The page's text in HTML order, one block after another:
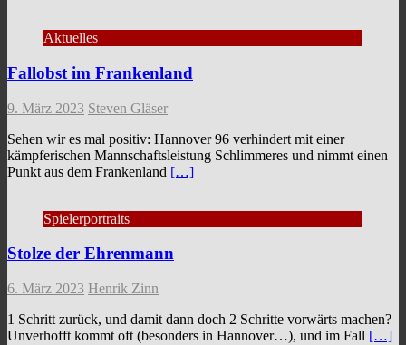
Aktuelles
Fallobst im Frankenland
9. März 2023 Steven Gläser
Sehen wir es mal positiv: Hannover 96 verhindert mit einer
kämpferischen Mannschaftsleistung Schlimmeres und nimmt einen
Punkt aus dem Frankenland […]
Spielerportraits
Stolze der Ehrenmann
6. März 2023 Henrik Zinn
1 Schritt zurück, und damit dann doch 2 Schritte vorwärts machen?
Unverhofft kommt oft (besonders in Hannover…), und im Fall […]